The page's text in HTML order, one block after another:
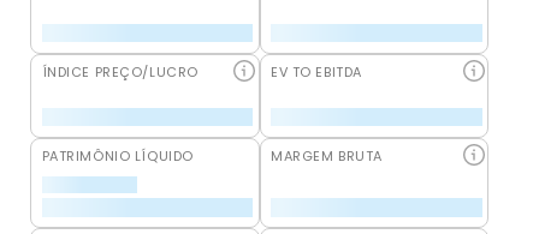
ÍNDICE PREÇO/LUCRO EV TO EBITDA
PATRIMÔNIO LÍQUIDO MARGEM BRUTA